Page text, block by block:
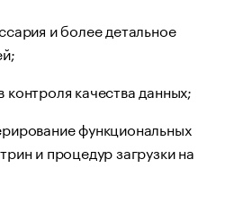
и более детальное
качества данных;
функциональных
и процедур загрузки на